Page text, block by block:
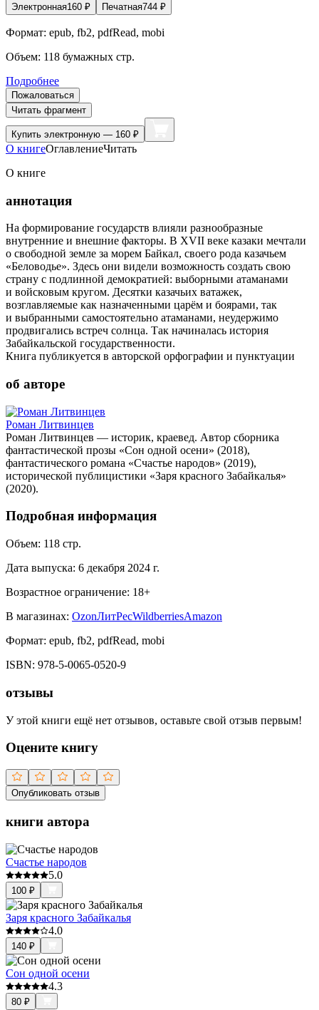
Электронная160 ₽ Печатная744 ₽
Формат: epub, fb2, pdfRead, mobi
Объем: 118 бумажных стр.
Подробнее
Пожаловаться
Читать фрагмент
Купить электронную — 160 ₽
О книгеОглавлениеЧитать
О книге
аннотация
На формирование государств влияли разнообразные
внутренние и внешние факторы. В XVII веке казаки мечтали
о свободной земле за морем Байкал, своего рода казачьем
«Беловодье». Здесь они видели возможность создать свою
страну с подлинной демократией: выборными атаманами
и войсковым кругом. Десятки казачьих ватажек,
возглавляемые как назначенными царём и боярами, так
и выбранными самостоятельно атаманами, неудержимо
продвигались встреч солнца. Так начиналась история
Забайкальской государственности.
Книга публикуется в авторской орфографии и пунктуации
об авторе
Роман Литвинцев
Роман Литвинцев — историк, краевед. Автор сборника
фантастической прозы «Сон одной осени» (2018),
фантастического романа «Счастье народов» (2019),
исторической публицистики «Заря красного Забайкалья»
(2020).
Подробная информация
Объем: 118 стр.
Дата выпуска: 6 декабря 2024 г.
Возрастное ограничение: 18+
В магазинах: OzonЛитРесWildberriesAmazon
Формат: epub, fb2, pdfRead, mobi
ISBN: 978-5-0065-0520-9
отзывы
У этой книги ещё нет отзывов, оставьте свой отзыв первым!
Оцените книгу
Опубликовать отзыв
книги автора
Счастье народов
5.0
100 ₽
Заря красного Забайкалья
4.0
140 ₽
Сон одной осени
4.3
80 ₽